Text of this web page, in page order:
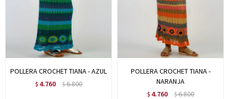
POLLERA CROCHET TIANA - AZUL
$ 4.760 $6.800
POLLERA CROCHET TIANA -
NARANJA
$ 4.760 $6.800